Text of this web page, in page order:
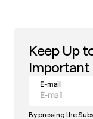
Keep Up
Important
E-mail
By pressing the